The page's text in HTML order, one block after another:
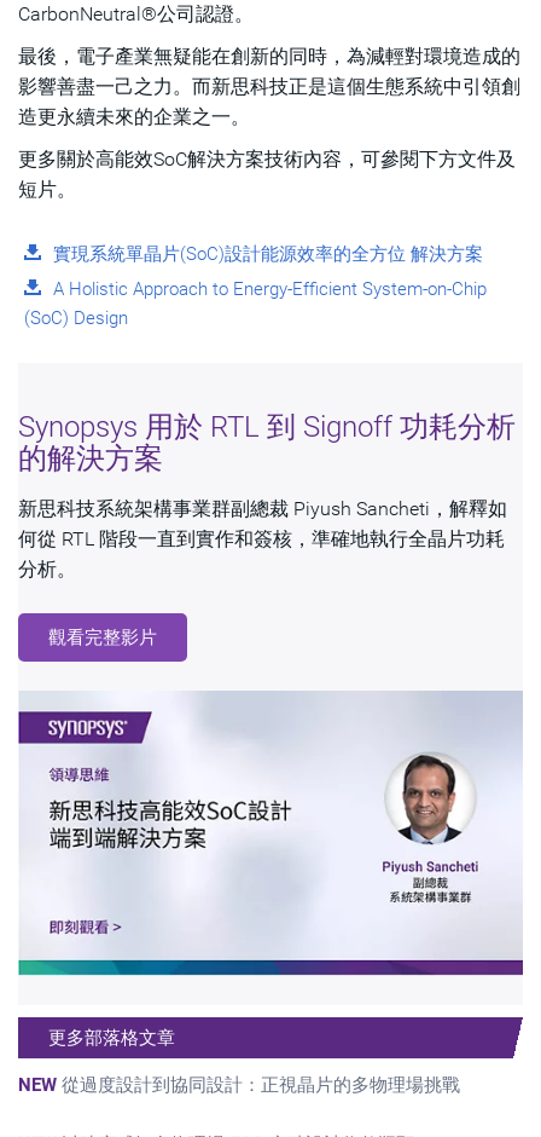
CarbonNeutral®公司認證。
最後，電子產業無疑能在創新的同時，為減輕對環境造成的
影響善盡一己之力。而新思科技正是這個生態系統中引領創
造更永續未來的企業之一。
更多關於高能效SoC解決方案技術內容，可參閱下方文件及
短片。
實現系統單晶片(SoC)設計能源效率的全方位 解決方案
A Holistic Approach to Energy-Efficient System-on-Chip
(SoC) Design
Synopsys 用於 RTL 到 Signoff 功耗分析
的解決方案
新思科技系統架構事業群副總裁 Piyush Sancheti，解釋如
何從 RTL 階段一直到實作和簽核，準確地執行全晶片功耗
分析。
觀看完整影片
更多部落格文章
NEW 從過度設計到協同設計：正視晶片的多物理場挑戰